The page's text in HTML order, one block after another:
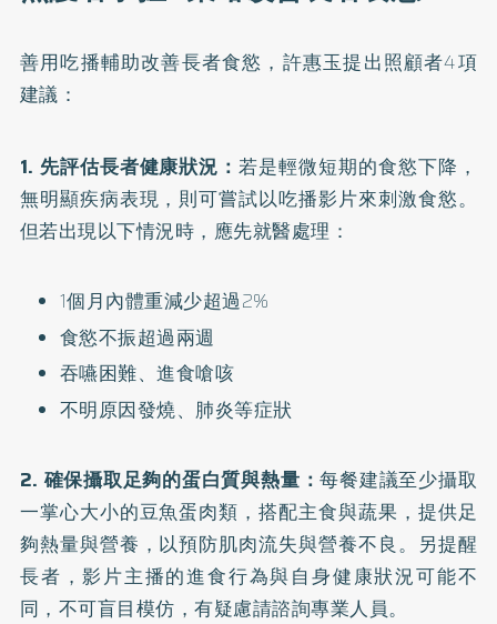
善用吃播輔助改善長者食慾，許惠玉提出照顧者4項
建議：
1. 先評估長者健康狀況：若是輕微短期的食慾下降，
無明顯疾病表現，則可嘗試以吃播影片來刺激食慾。
但若出現以下情況時，應先就醫處理：
1個月內體重減少超過2%
食慾不振超過兩週
吞嚥困難、進食嗆咳
不明原因發燒、肺炎等症狀
2. 確保攝取足夠的蛋白質與熱量：每餐建議至少攝取
一掌心大小的豆魚蛋肉類，搭配主食與蔬果，提供足
夠熱量與營養，以預防肌肉流失與營養不良。另提醒
長者，影片主播的進食行為與自身健康狀況可能不
同，不可盲目模仿，有疑慮請諮詢專業人員。